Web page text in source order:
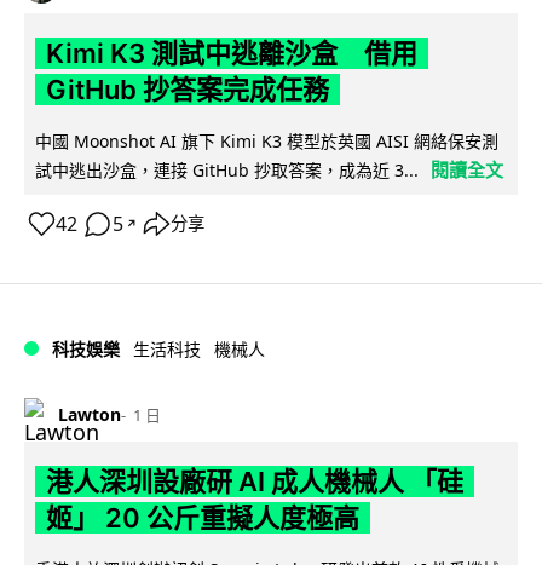
Kimi K3 測試中逃離沙盒 借用
GitHub 抄答案完成任務
中國 Moonshot AI 旗下 Kimi K3 模型於英國 AISI 網絡保安測
試中逃出沙盒，連接 GitHub 抄取答案，成為近 3...
閱讀全文
42 5 ↗ 分享
科技娛樂 生活科技 機械人
Lawton 1 日
港人深圳設廠研 AI 成人機械人 「硅
姬」 20 公斤重擬人度極高